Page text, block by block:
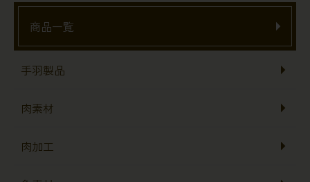
商品一覧
手羽製品
肉素材
肉加工